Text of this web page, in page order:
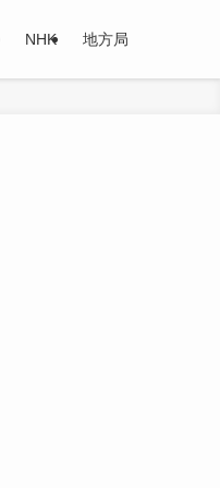
NHK 地方局